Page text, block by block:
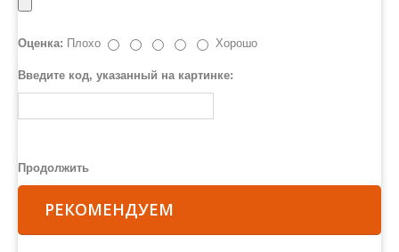
Оценка: Плохо Хорошо
Введите код, указанный на картинке:
Продолжить
РЕКОМЕНДУЕМ